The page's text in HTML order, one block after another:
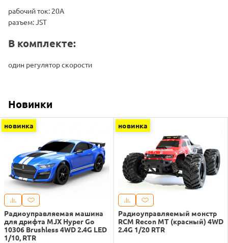
рабочий ток: 20А
разъем: JST
В комплекте:
один регулятор скорости
Новинки
новинка
Радиоуправляемая машина
для дрифта MJX Hyper Go
10306 Brushless 4WD 2.4G LED
1/10, RTR
новинка
Радиоуправляемый монстр
RCM Recon MT (красный) 4WD
2.4G 1/20 RTR